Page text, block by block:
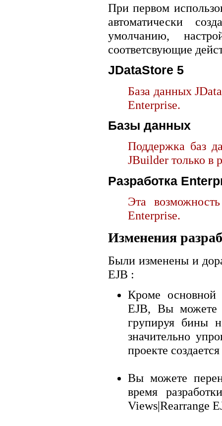
При первом
автоматически
умолчанию,
соответсвующие
JDataStore 5
База данных
Enterprise.
Базы данных
Поддержка баз
JBuilder только в
Разработка
Эта
Enterprise.
Изменения
Были изменены и
EJB :
Кроме основной
EJB, Вы можете
групируя бины
значительно
проекте
Вы можете
время
Views|Rearrange